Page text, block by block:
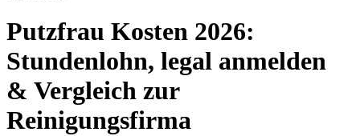
Putzfrau Kosten 2026:
Stundenlohn, legal anmelden
& Vergleich zur
Reinigungsfirma